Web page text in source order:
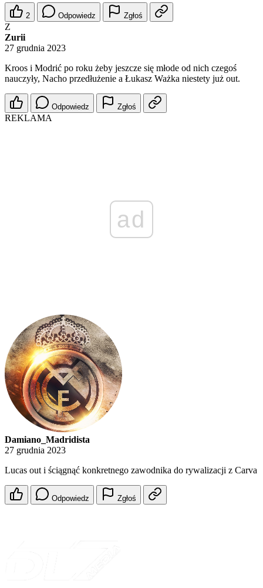
2 Odpowiedz Zgłoś
Z
Zurii
27 grudnia 2023
Kroos i Modrić po roku żeby jeszcze się młode od nich czegoś
nauczyły, Nacho przedłużenie a Łukasz Ważka niestety już out.
Odpowiedz Zgłoś
REKLAMA
ad
Damiano_Madridista
27 grudnia 2023
Lucas out i ściągnąć konkretnego zawodnika do rywalizacji z Carva
Odpowiedz Zgłoś